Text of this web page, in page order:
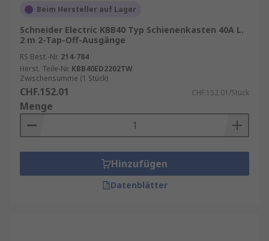
Belastungen oder chemische Einflüsse.
Einsatzbereiche von Sammelschienen-
Kabelkanälen
Sammelschienen-Kabelkanäle finden in einer
Vielzahl von Anwendungen Verwendung.
Typische Einsatzbereiche sind:
Schaltschränke und Verteileranlagen: In
der Elektrotechnik werden
Sammelschienen-Kabelkanäle häufig in
Schaltschränken eingesetzt, um die
Verkabelung von Steuerungen,
Beim Hersteller auf Lager
Schneider Electric KBB40 Typ Schienenkasten 40A L.
2 m 2-Tap-Off-Ausgänge
RS Best.-Nr. 214-784
Herst. Teile-Nr. KBB40ED2202TW
Zwischensumme (1 Stück)
CHF.152.01 CHF.152.01/Stück
Menge
Hinzufügen
Datenblätter